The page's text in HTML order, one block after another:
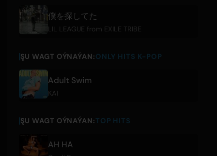
僕を探してた
LIL LEAGUE from EXILE TRIBE
ŞU WAGT OÝNAÝAN:ONLY HITS K-POP
Adult Swim
KAI
ŞU WAGT OÝNAÝAN:TOP HITS
AH HA